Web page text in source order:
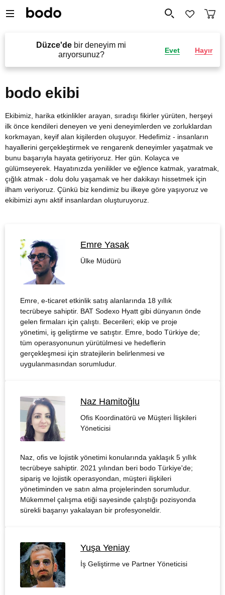
Düzce'de bir deneyim mi
arıyorsunuz?
Evet Hayır
bodo ekibi
Ekibimiz, harika etkinlikler arayan, sıradışı fikirler yürüten, herşeyi
ilk önce kendileri deneyen ve yeni deneyimlerden ve zorluklardan
korkmayan, keyif alan kişilerden oluşuyor. Hedefimiz - insanların
hayallerini gerçekleştirmek ve rengarenk deneyimler yaşatmak ve
bunu başarıyla hayata getiriyoruz. Her gün. Kolayca ve
gülümseyerek. Hayatınızda yenilikler ve eğlence katmak, yaratmak,
çığlık atmak - dolu dolu yaşamak ve her dakikayı hissetmek için
ilham veriyoruz. Çünkü biz kendimiz bu ilkeye göre yaşıyoruz ve
ekibimizi aynı aktif insanlardan oluşturuyoruz.
Emre Yasak
Ülke Müdürü
Emre, e-ticaret etkinlik satış alanlarında 18 yıllık
tecrübeye sahiptir. BAT Sodexo Hyatt gibi dünyanın önde
gelen firmaları için çalıştı. Becerileri; ekip ve proje
yönetimi, iş geliştirme ve satıştır. Emre, bodo Türkiye de;
tüm operasyonunun yürütülmesi ve hedeflerin
gerçekleşmesi için stratejilerin belirlenmesi ve
uygulanmasından sorumludur.
Naz Hamitoğlu
Ofis Koordinatörü ve Müşteri İlişkileri
Yöneticisi
Naz, ofis ve lojistik yönetimi konularında yaklaşık 5 yıllık
tecrübeye sahiptir. 2021 yılından beri bodo Türkiye'de;
sipariş ve lojistik operasyondan, müşteri ilişkileri
yönetiminden ve satın alma projelerinden sorumludur.
Mükemmel çalışma etiği sayesinde çalıştığı pozisyonda
sürekli başarıyı yakalayan bir profesyoneldir.
Yuşa Yeniay
İş Geliştirme ve Partner Yöneticisi